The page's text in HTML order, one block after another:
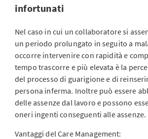
infortunati
Nel caso in cui un collaboratore si
un periodo prolungato in seguito a
occorre intervenire con rapidità e
tempo trascorre e più elevata è la
del processo di guarigione e di
persona inferma. Inoltre può essere
delle assenze dal lavoro e possono
oneri ingenti conseguenti alle assenze.
Vantaggi del Care Management: